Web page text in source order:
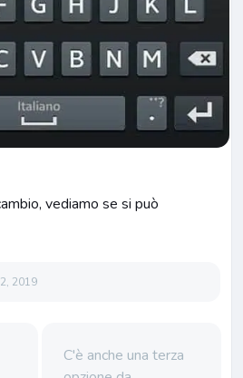
vediamo se si può
2019
C'è anche una terza